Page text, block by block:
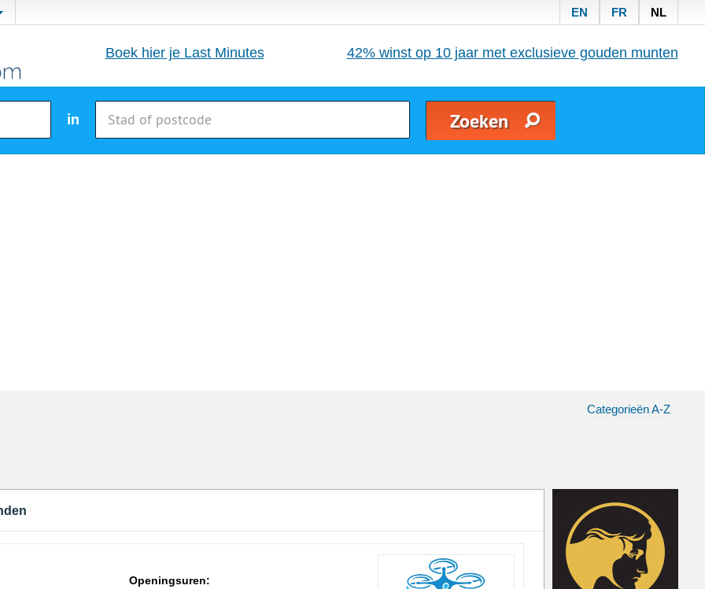
EN FR NL
Boek hier je Last Minutes 42% winst op 10 jaar met exclusieve gouden munten
in
Categorieën A-Z
Openingsuren: